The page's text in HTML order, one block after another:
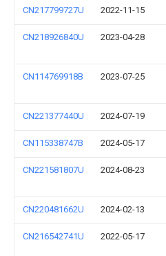
CN217799727U 2022-11-15
CN218926840U 2023-04-28
CN114769918B 2023-07-25
CN221377440U 2024-07-19
CN115338747B 2024-05-17
CN221581807U 2024-08-23
CN220481662U 2024-02-13
CN216542741U 2022-05-17